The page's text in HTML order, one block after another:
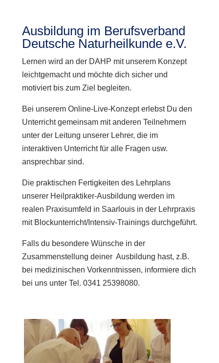
Ausbildung im Berufsverband
Deutsche Naturheilkunde e.V.
Lernen wird an der DAHP mit unserem Konzept
leichtgemacht und möchte dich sicher und
motiviert bis zum Ziel begleiten.
Bei unserem Online-Live-Konzept erlebst Du den
Unterricht gemeinsam mit anderen Teilnehmern
unter der Leitung unserer Lehrer, die im
interaktiven Unterricht für alle Fragen usw.
ansprechbar sind.
Die praktischen Fertigkeiten des Lehrplans
unserer Heilpraktiker-Ausbildung werden im
realen Praxisumfeld in Saarlouis in der Lehrpraxis
mit Blockunterricht/Intensiv-Trainings durchgeführt.
Falls du besondere Wünsche in der
Zusammenstellung deiner Ausbildung hast, z.B.
bei medizinischen Vorkenntnissen, informiere dich
bei uns unter Tel. 0341 25398080.